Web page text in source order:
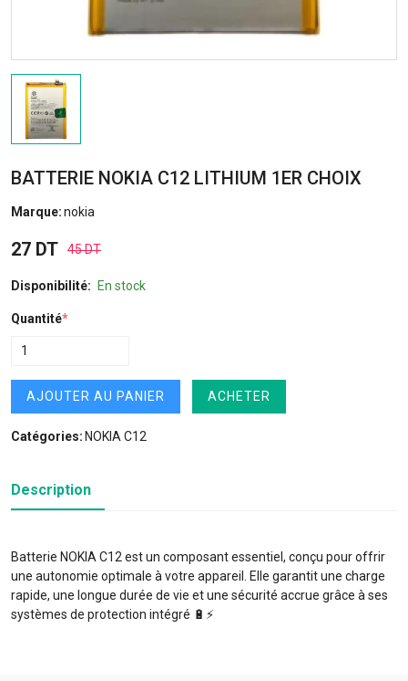
BATTERIE NOKIA C12 LITHIUM 1ER CHOIX
Marque:nokia
27 DT 45 DT
Disponibilité: En stock
Quantité*
AJOUTER AU PANIER ACHETER
Catégories: NOKIA C12
Description
Batterie NOKIA C12 est un composant essentiel, conçu pour offrir
une autonomie optimale à votre appareil. Elle garantit une charge
rapide, une longue durée de vie et une sécurité accrue grâce à ses
systèmes de protection intégré 🔋⚡️